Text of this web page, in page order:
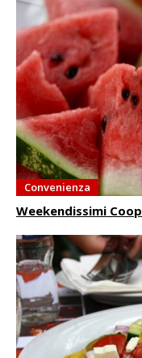
Convenienza
Weekendissimi